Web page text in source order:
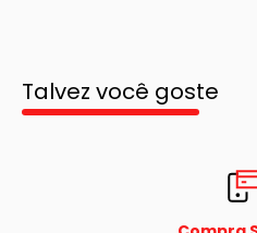
Talvez você goste